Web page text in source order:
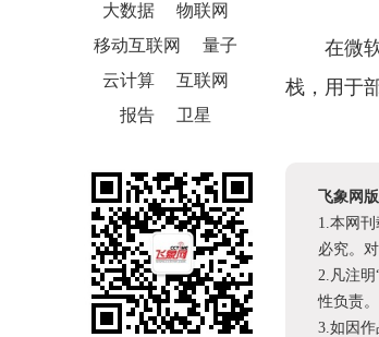
大数据
物联网
移动互联网
量子
云计算
互联网
报告
卫星
在微
栈，用于
飞象网
1.本网
必究。
2.凡注
性负责。
3.如因